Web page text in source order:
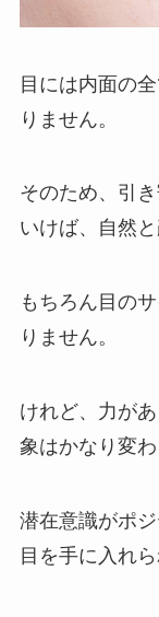
目には内面の
りません。
そのため、引
いけば、自然
もちろん目の
りません。
けれど、力が
象はかなり変わ
潜在意識がポ
目を手に入れら